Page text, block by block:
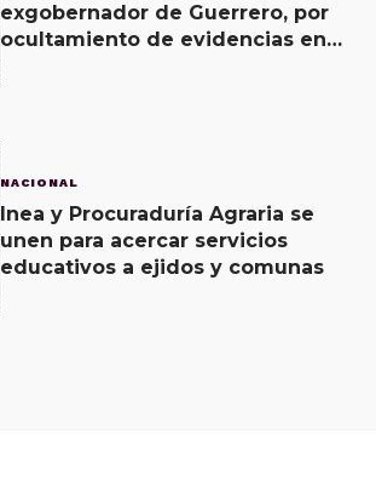
exgobernador de Guerrero, por
ocultamiento de evidencias en
NACIONAL
Inea y Procuraduría Agraria se
unen para acercar servicios
educativos a ejidos y comunas